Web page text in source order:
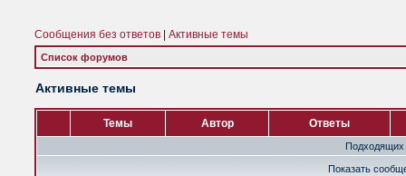
Сообщения без ответов Активные темы
Список форумов
Активные темы
Темы Автор Ответы
Подходящих
Показать